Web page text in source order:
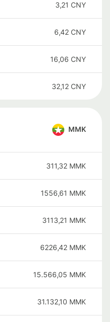
3,21 CNY
6,42 CNY
16,06 CNY
32,12 CNY
MMK
311,32 MMK
1556,61 MMK
3113,21 MMK
6226,42 MMK
15.566,05 MMK
31.132,10 MMK